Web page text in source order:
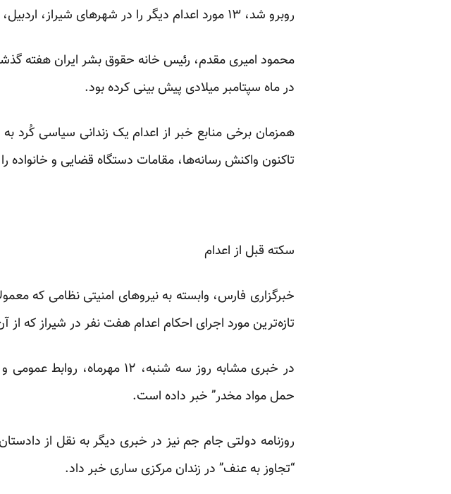
روبرو شد، ۱۳ مورد اعدام دیگر را در شهرهای شیراز، اردبیل، ساری، زابل و قم تائید کرده‌اند.
محمود امیری مقدم، رئیس خانه حقوق بشر ایران هفته
در ماه سپتامبر میلادی پیش بینی کرده بود.
همزمان برخی منابع خبر از اعدام یک زندانی سیاسی کُرد
تاکنون واکنش رسانه‌ها، مقامات دستگاه قضایی و خانواده
سکته قبل از اعدام
خبرگزاری فارس، وابسته به نیروهای امنیتی نظامی که
تازه‌ترین مورد اجرای احکام اعدام هفت نفر در شیراز که
در خبری مشابه روز سه شنبه،
حمل مواد مخدر” خبر داده است.
“تجاوز به عنف” در زندان مرکزی ساری خبر داد.